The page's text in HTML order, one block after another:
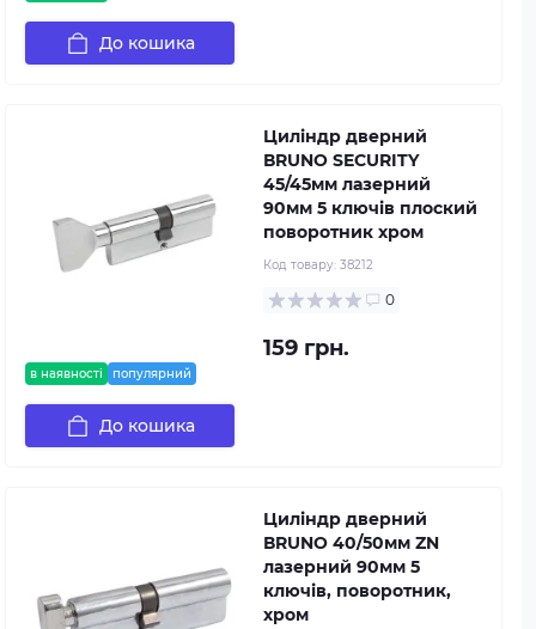
До кошика
в наявності популярний
Циліндр дверний
ВRUNO SECURITY
45/45мм лазерний
90мм 5 ключів плоский
поворотник хром
Код товару: 38212
0
159 грн.
До кошика
Циліндр дверний
ВRUNO 40/50мм ZN
лазерний 90мм 5
ключів, поворотник,
хром